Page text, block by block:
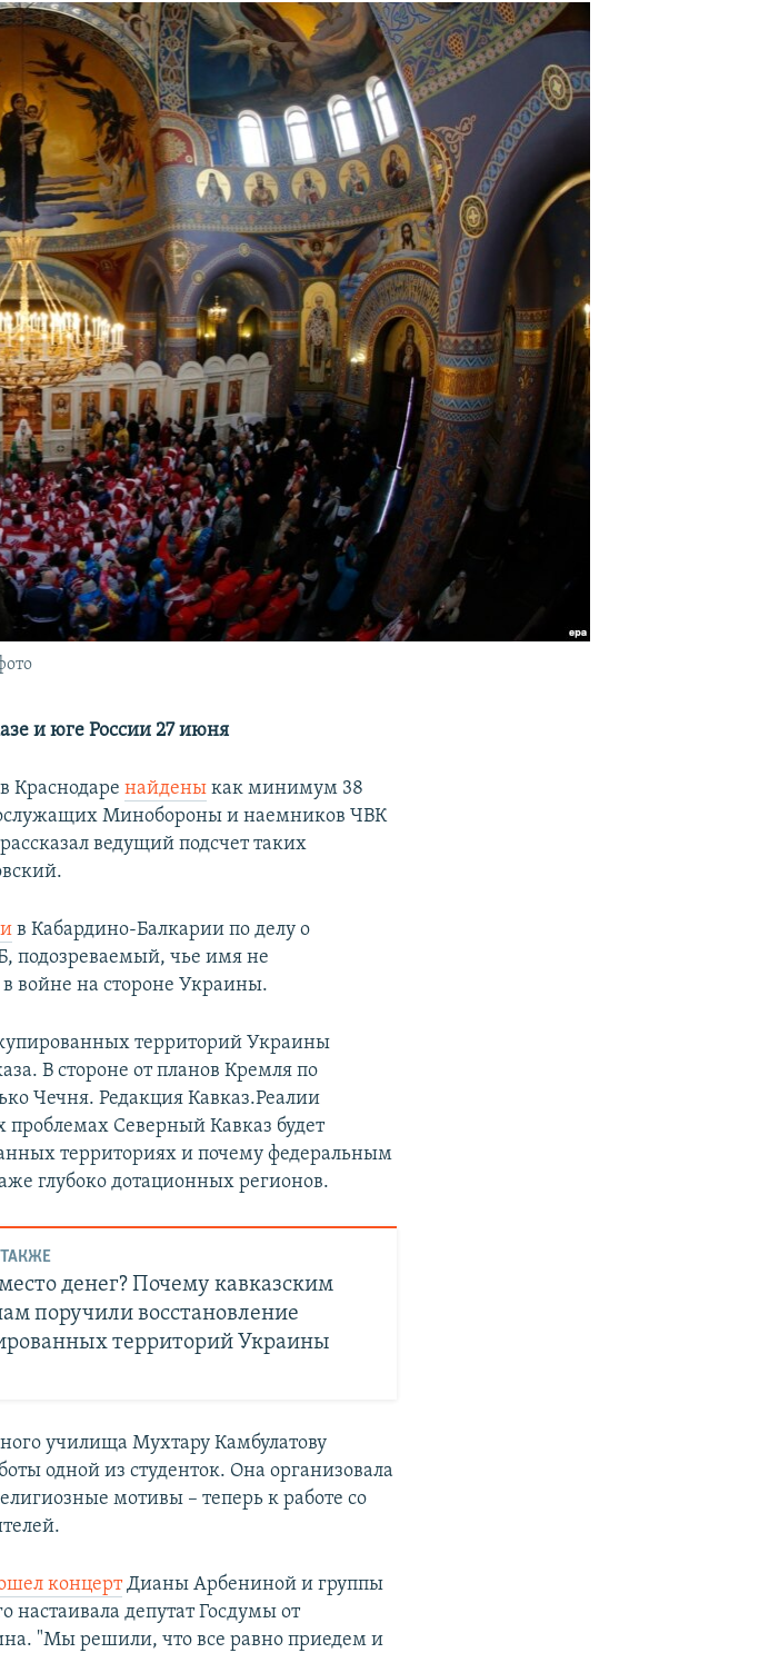
и юге России 27 июня
Краснодаренайдены как минимум 38
Минобороны и наемников ЧВК
ведущий подсчет таких
в Кабардино-Балкарии по делу о
подозреваемый, чье имя не
в войне на стороне Украины.
территорий Украины
В стороне от планов Кремля по
Чечня. Редакция Кавказ.Реалии
проблемах Северный Кавказ будет
территориях и почему федеральным
глубоко дотационных регионов.
денег? Почему кавказским
поручили восстановление
территорий Украины
училища Мухтару Камбулатову
одной из студенток. Она организовала
мотивы – теперь к работе со
концертДианы Арбениной и группы
депутат Госдумы от
"Мы решили, что все равно приедем и